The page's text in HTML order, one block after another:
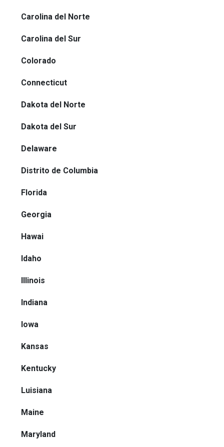
Carolina del Norte
Carolina del Sur
Colorado
Connecticut
Dakota del Norte
Dakota del Sur
Delaware
Distrito de Columbia
Florida
Georgia
Hawai
Idaho
Illinois
Indiana
Iowa
Kansas
Kentucky
Luisiana
Maine
Maryland